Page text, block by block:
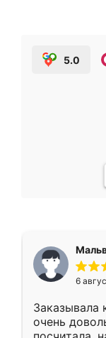
5.0
6
Заказывала
очень